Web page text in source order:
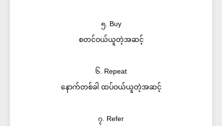
၅. Buy
စတင်ဝယ်ယူတဲ့အဆင့်
၆. Repeat
နောက်တစ်ခါ ထပ်ဝယ်ယူတဲ့အဆင့်
၇. Refer